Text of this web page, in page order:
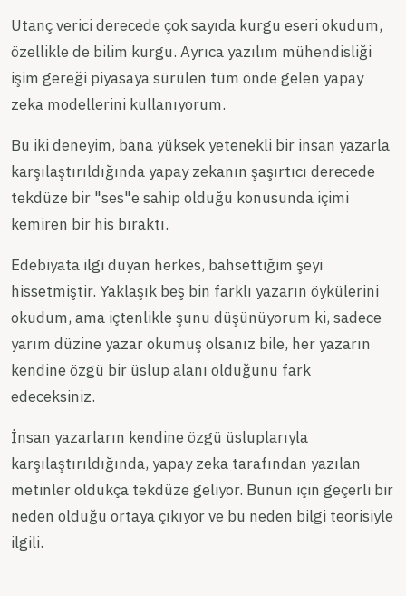
Utanç verici derecede çok sayıda kurgu eseri okudum,
özellikle de bilim kurgu. Ayrıca yazılım mühendisliği
işim gereği piyasaya sürülen tüm önde gelen yapay
zeka modellerini kullanıyorum.
Bu iki deneyim, bana yüksek yetenekli bir insan yazarla
karşılaştırıldığında yapay zekanın şaşırtıcı derecede
tekdüze bir "ses"e sahip olduğu konusunda içimi
kemiren bir his bıraktı.
Edebiyata ilgi duyan herkes, bahsettiğim şeyi
hissetmiştir. Yaklaşık beş bin farklı yazarın öykülerini
okudum, ama içtenlikle şunu düşünüyorum ki, sadece
yarım düzine yazar okumuş olsanız bile, her yazarın
kendine özgü bir üslup alanı olduğunu fark
edeceksiniz.
İnsan yazarların kendine özgü üsluplarıyla
karşılaştırıldığında, yapay zeka tarafından yazılan
metinler oldukça tekdüze geliyor. Bunun için geçerli bir
neden olduğu ortaya çıkıyor ve bu neden bilgi teorisiyle
ilgili.